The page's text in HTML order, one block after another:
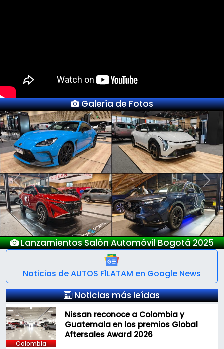
Galería de Fotos
Lanzamientos Salón Automóvil Bogotá 2025
Previous Next
Noticias de AUTOS F1LATAM en Google News
Noticias más leídas
Colombia
Nissan reconoce a Colombia y
Guatemala en los premios Global
Aftersales Award 2026